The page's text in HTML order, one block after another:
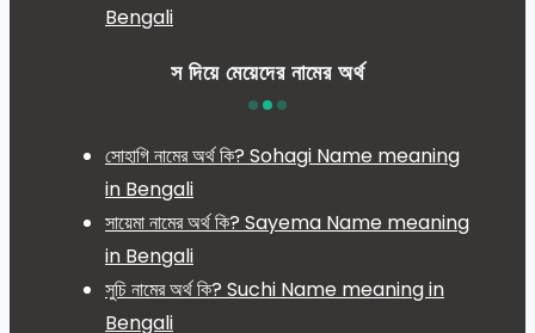
Bengali
স দিয়ে মেয়েদের নামের অর্থ
সোহাগি নামের অর্থ কি? Sohagi Name meaning
in Bengali
সায়েমা নামের অর্থ কি? Sayema Name meaning
in Bengali
সুচি নামের অর্থ কি? Suchi Name meaning in
Bengali